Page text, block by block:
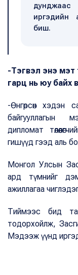
иргэдийн
биш.
-Тэгвэл энэ мэт
гарц нь юу байх
-Өнгөрсөн хэдэн
байгууллагын
дипломат
гишүүд гээд аль
Монгол Улсын
ард түмнийг
ажиллагаа
Тиймээс бид
тодорхойлж,
Мэдээж үүнд